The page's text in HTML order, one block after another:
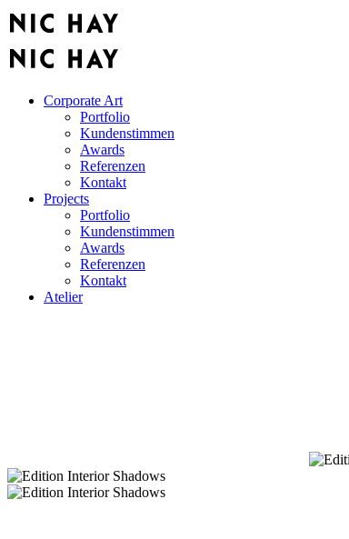
Corporate Art
Portfolio
Kundenstimmen
Awards
Referenzen
Kontakt
Projects
Portfolio
Kundenstimmen
Awards
Referenzen
Kontakt
Atelier